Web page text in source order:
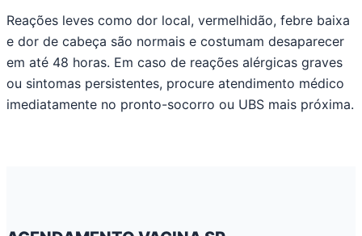
Reações leves como dor local, vermelhidão, febre baixa
e dor de cabeça são normais e costumam desaparecer
em até 48 horas. Em caso de reações alérgicas graves
ou sintomas persistentes, procure atendimento médico
imediatamente no pronto-socorro ou UBS mais próxima.